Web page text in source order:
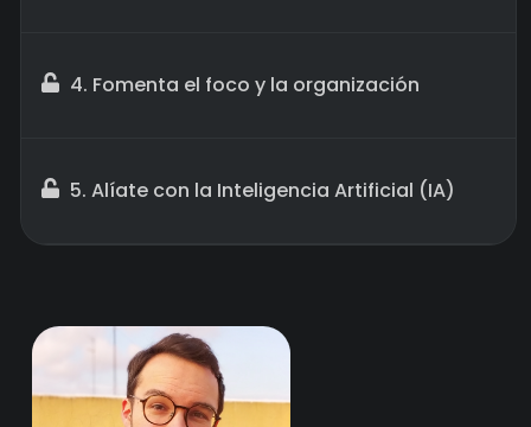
4. Fomenta el foco y la organización
5. Alíate con la Inteligencia Artificial (IA)